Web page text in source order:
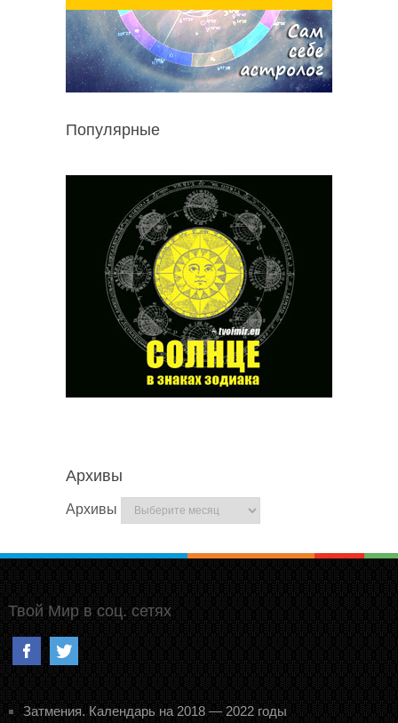
Популярные
Архивы
Архивы
Твой Мир в соц. сетях
Затмения. Календарь на 2018 — 2022 годы